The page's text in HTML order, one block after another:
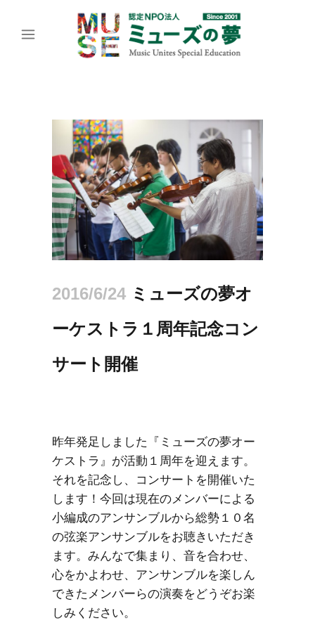
2016/6/24 ミューズの夢オ
ーケストラ１周年記念コン
サート開催
昨年発足しました『ミューズの夢オー
ケストラ』が活動１周年を迎えます。
それを記念し、コンサートを開催いた
します！今回は現在のメンバーによる
小編成のアンサンブルから総勢１０名
の弦楽アンサンブルをお聴きいただき
ます。みんなで集まり、音を合わせ、
心をかよわせ、アンサンブルを楽しん
できたメンバーらの演奏をどうぞお楽
しみください。